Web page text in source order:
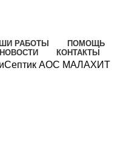
РАБОТЫ
ПОМОЩЬ
НОВОСТИ КОНТАКТЫ
Септик АОС МАЛАХИТ